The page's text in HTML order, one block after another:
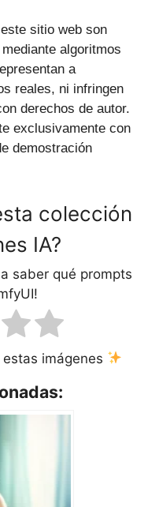
sitio web son
algoritmos
a
reales, ni infringen
derechos de autor.
exclusivamente con
demostración
colección
IA?
saber qué prompts
imágenes